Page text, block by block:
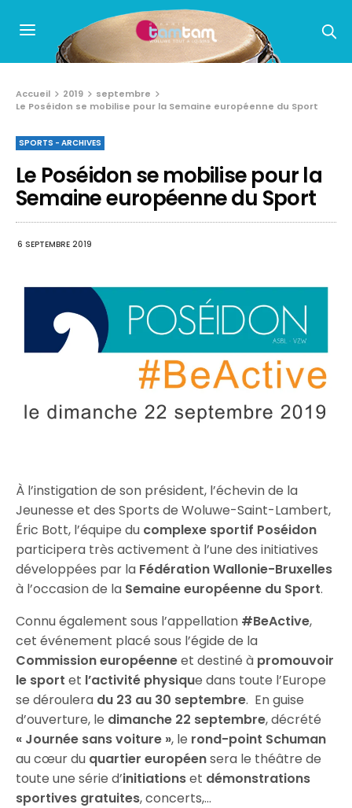
Accueil 2019
septembre
Le Poséidon se mobilise pour la Semaine européenne du Sport
SPORTS - ARCHIVES
Le Poséidon se mobilise pour la
Semaine européenne du Sport
6 SEPTEMBRE 2019
À l’instigation de son président, l’échevin de la
Jeunesse et des Sports de Woluwe-Saint-Lambert,
Éric Bott, l’équipe du complexe sportif Poséidon
participera très activement à l’une des initiatives
développées par la Fédération Wallonie-Bruxelles
à l’occasion de la Semaine européenne du Sport.
Connu également sous l’appellation #BeActive,
cet événement placé sous l’égide de la
Commission européenneet destiné à promouvoir
le sport et l’activité physique dans toute l’Europe
se déroulera du 23 au 30 septembre. En guise
d’ouverture, le dimanche 22 septembre, décrété
« Journée sans voiture », le rond-point Schuman
au cœur du quartier européensera le théâtre de
toute une série d’initiationset démonstrations
sportives gratuites, concerts,…